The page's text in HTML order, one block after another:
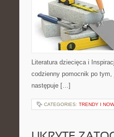
Literatura dziecięca i
codzienny pomocnik po
następuje […]
CATEGORIES: TRENDY I